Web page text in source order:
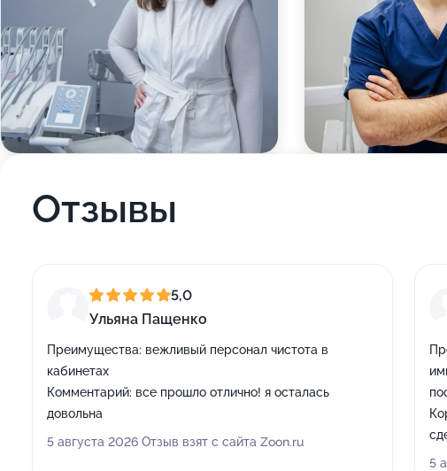
Отзывы
5,0
Ульяна Пащенко
Преимущества: вежливый персонал чистота в
кабинетах
Комментарий: все прошло отлично! я осталась
довольна
5 августа 2026 Отзыв взят с сайта Zoon.ru
5